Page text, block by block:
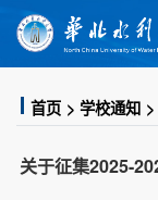
首页 学校通知
关于征集2025-